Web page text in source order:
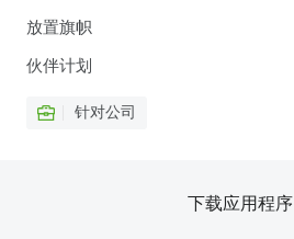
放置旗帜
伙伴计划
针对公司
下载应用程序